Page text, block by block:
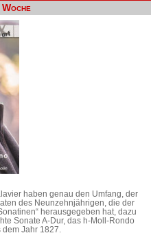
haben genau den Umfang, der
des Neunzehnjährigen, die der
herausgegeben hat, dazu
Sonate A-Dur, das h-Moll-Rondo
Jahr 1827.